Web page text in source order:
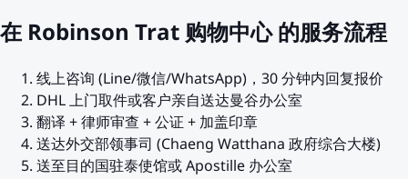
在 Robinson Trat 购物中心 的服务流程
线上咨询 (Line/微信/WhatsApp)，30 分钟内回复报价
DHL 上门取件或客户亲自送达曼谷办公室
翻译 + 律师审查 + 公证 + 加盖印章
送达外交部领事司 (Chaeng Watthana 政府综合大楼)
送至目的国驻泰使馆或 Apostille 办公室